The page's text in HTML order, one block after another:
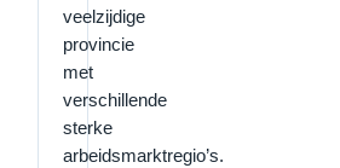
veelzijdige
provincie
met
verschillende
sterke
arbeidsmarktregio’s.